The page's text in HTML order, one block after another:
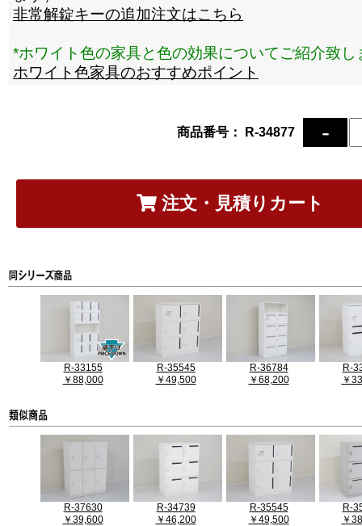
非常解錠キーの追加注文はこちら
*ホワイト色の家具と色の効果についてご紹介致し
ホワイト色家具のおすすめポイント
商品番号： R-34877
注文・見積りカート
R-33155
￥88,000
R-35545
￥49,500
R-36784
￥68,200
R-
￥
R-37630
￥39,600
R-34739
￥46,200
R-35545
￥49,500
R-
￥